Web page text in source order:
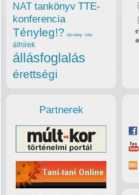
NAT tankönyv TTE-
konferencia
Tényleg!? törvény vita
álhírek
állásfoglalás
érettségi
Partnerek